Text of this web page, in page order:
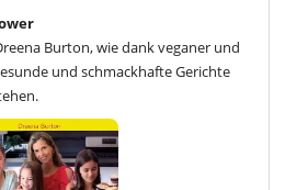
Burton, wie dank veganer und
und schmackhafte Gerichte